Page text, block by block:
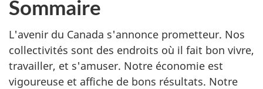
Sommaire
L'avenir du Canada s'annonce prometteur. Nos
collectivités sont des endroits où il fait bon vivre,
travailler, et s'amuser. Notre économie est
vigoureuse et affiche de bons résultats. Notre